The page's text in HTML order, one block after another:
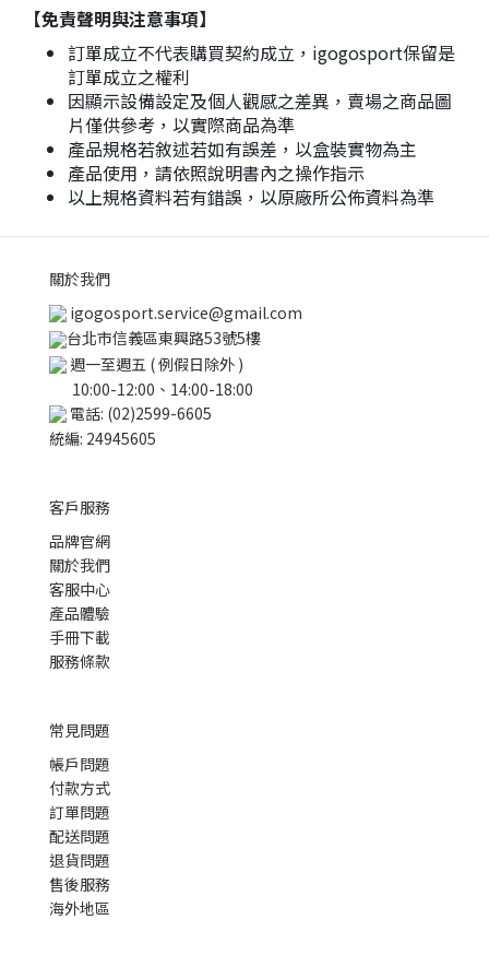
【免責聲明與注意事項】
訂單成立不代表購買契約成立，igogosport保留是
訂單成立之權利
因顯示設備設定及個人觀感之差異，賣場之商品圖
片僅供參考，以實際商品為準
產品規格若敘述若如有誤差，以盒裝實物為主
產品使用，請依照說明書內之操作指示
以上規格資料若有錯誤，以原廠所公佈資料為準
關於我們
igogosport.service@gmail.com
台北市信義區東興路53號5樓
週一至週五 ( 例假日除外 )
10:00-12:00、14:00-18:00
電話: (02)2599-6605
統編: 24945605
客戶服務
品牌官網
關於我們
客服中心
產品體驗
手冊下載
服務條款
常見問題
帳戶問題
付款方式
訂單問題
配送問題
退貨問題
售後服務
海外地區